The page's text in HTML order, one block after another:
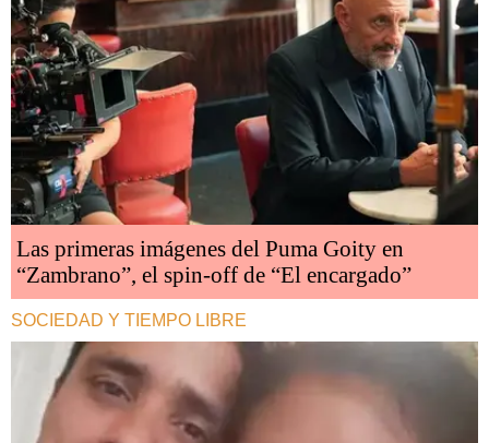
Las primeras imágenes del Puma Goity en
“Zambrano”, el spin-off de “El encargado”
SOCIEDAD Y TIEMPO LIBRE